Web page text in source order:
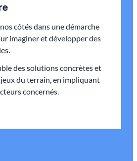
côtés dans une démarche
imaginer et développer des
des solutions concrètes et
du terrain, en impliquant
concernés.